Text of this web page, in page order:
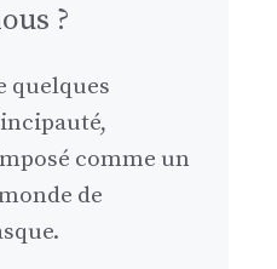
?
quelques
comme un
de